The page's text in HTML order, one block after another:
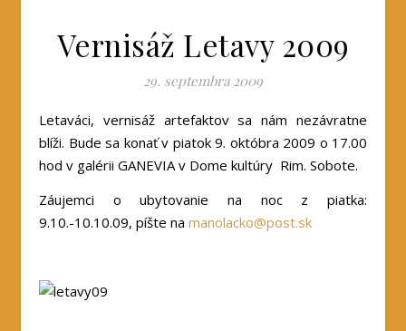
Vernisáž Letavy 2009
29. septembra 2009
Letaváci, vernisáž artefaktov sa nám nezávratne
blíži. Bude sa konať v piatok 9. októbra 2009 o 17.00
hod v galérii GANEVIA v Dome kultúry Rim. Sobote.
Záujemci o ubytovanie na noc z piatka:
9.10.-10.10.09, píšte na manolacko@post.sk